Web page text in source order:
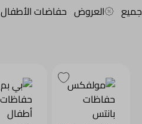
جميع العروض حفاضات الأطفال